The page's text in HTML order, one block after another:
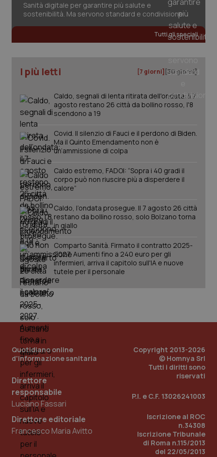
Sanità digitale per garantire più salute e
sostenibilità. Ma servono standard e condivisione
Tutti gli speciali
I più letti [7 giorni] [30 giorni]
Caldo, segnali di lenta ritirata dell'ondata: il 7
agosto restano 26 città da bollino rosso, l'8
scendono a 19
Covid. Il silenzio di Fauci e il perdono di Biden.
Ma il Quinto Emendamento non è
un’ammissione di colpa
Caldo estremo, FADOI: “Sopra i 40 gradi il
corpo può non riuscire più a disperdere il
calore”
Caldo, l’ondata prosegue. Il 7 agosto 26 città
restano da bollino rosso, solo Bolzano torna
in giallo
Comparto Sanità. Firmato il contratto 2025-
2027. Aumenti fino a 240 euro per gli
infermieri, arriva il capitolo sull'IA e nuove
tutele per il personale
Quotidiano online
d'informazione sanitaria
Direttore
responsabile
Luciano Fassari
Direttore editoriale
Francesco Maria Avitto
Copyright 2013-2026
© Homnya Srl
Tutti i diritti sono
riservati
P.I. e C.F. 13026241003
Iscrizione al ROC
n.34308
Iscrizione Tribunale
di Roma n.115/2013
del 22/05/2013
PHPSESSID
_ga_KM60CM4NPH .quotidianosanita.it
1
mese